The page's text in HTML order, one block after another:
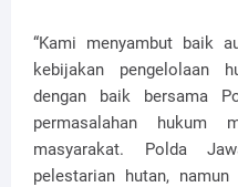
“Kami menyambut baik
kebijakan pengelolaan
dengan baik bersama
permasalahan hukum
masyarakat. Polda
pelestarian hutan,